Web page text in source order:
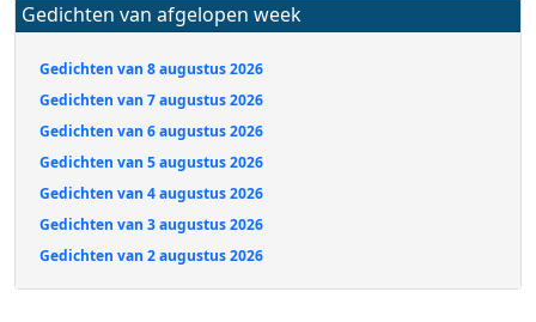
Gedichten van afgelopen week
Gedichten van 8 augustus 2026
Gedichten van 7 augustus 2026
Gedichten van 6 augustus 2026
Gedichten van 5 augustus 2026
Gedichten van 4 augustus 2026
Gedichten van 3 augustus 2026
Gedichten van 2 augustus 2026